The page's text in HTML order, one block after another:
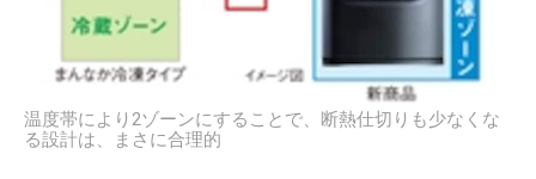
温度帯により2ゾーンにすることで、断熱仕切りも少なくな
る設計は、まさに合理的